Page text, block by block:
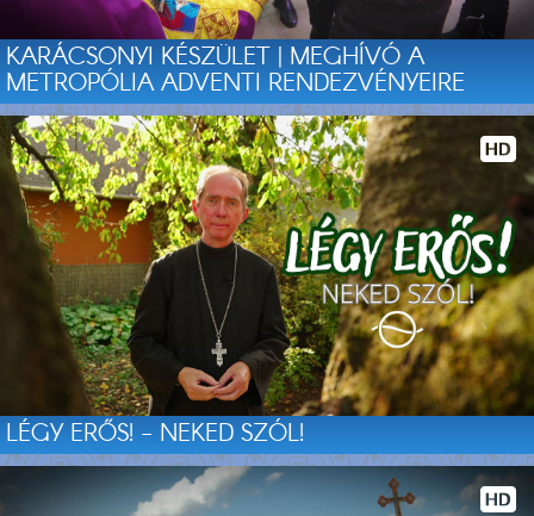
KARÁCSONYI KÉSZÜLET | MEGHÍVÓ A
METROPÓLIA ADVENTI RENDEZVÉNYEIRE
LÉGY ERŐS! - NEKED SZÓL!